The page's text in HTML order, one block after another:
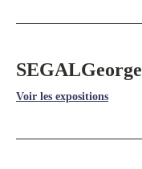
SEGALGeorge
Voir les expositions